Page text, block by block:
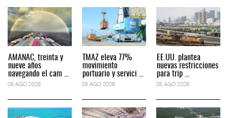
AMANAC, treinta y
nueve años
navegando el cam ...
05 AGO 2026
TMAZ eleva 77%
movimiento
portuario y servici ...
05 AGO 2026
EE.UU. plantea
nuevas restricciones
para trip ...
05 AGO 2026